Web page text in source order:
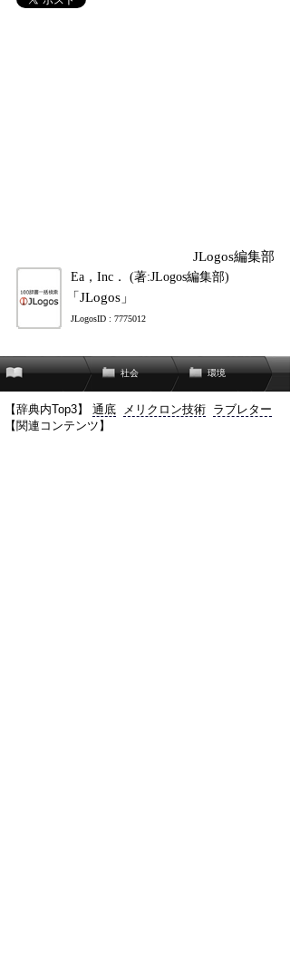
JLogos編集部
Ea，Inc． (著:JLogos編集部)
「JLogos」
JLogosID : 7775012
社会 環境
【辞典内Top3】 通底 メリクロン技術 ラブレター
【関連コンテンツ】